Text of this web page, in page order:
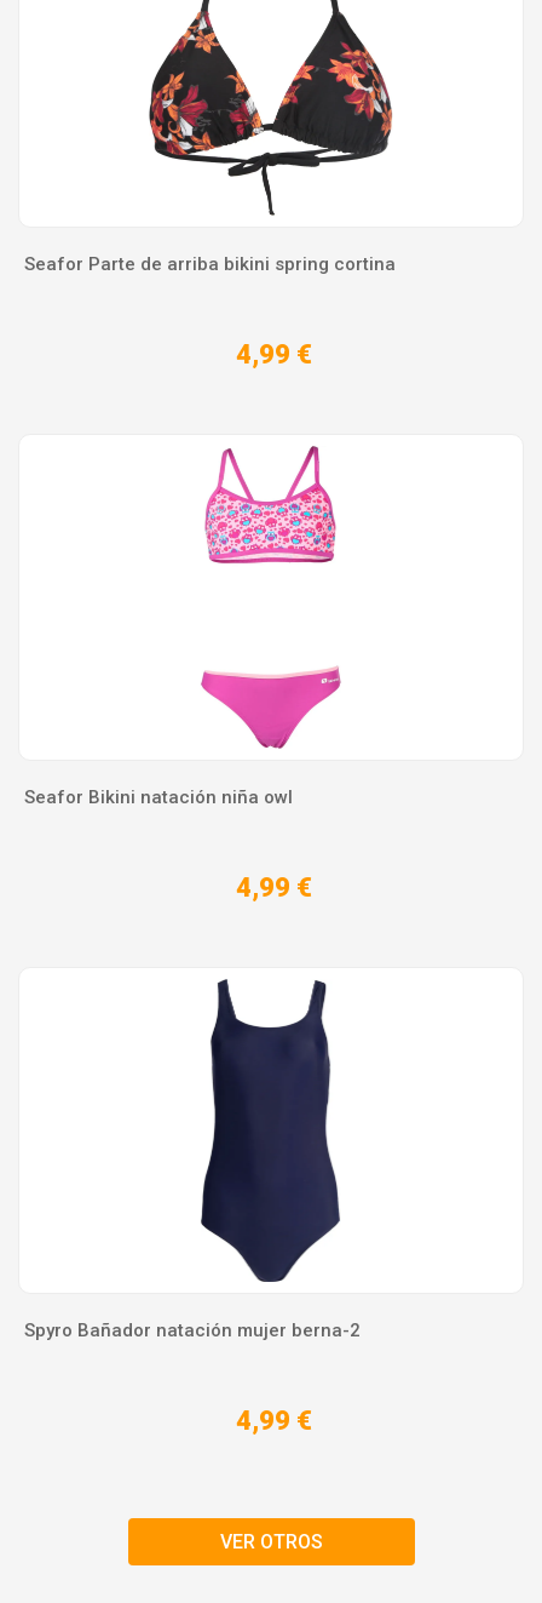
Seafor Parte de arriba bikini spring cortina
4,99 €
Seafor Bikini natación niña owl
4,99 €
Spyro Bañador natación mujer berna-2
4,99 €
VER OTROS